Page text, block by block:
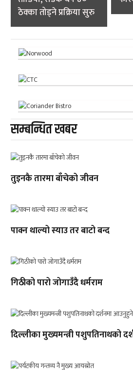
ठेक्का तोड्ने प्रक्रिया सुरु
सम्बन्धित खबर
तुइनकै तारमा बाँचेको जीवन
पाक्न थाल्यो स्याउ तर बाटो बन्द
गिठीको पारो जोगाउँदै धर्मराम
दिल्लीका मुख्यमन्त्री पशुपतिनाथको